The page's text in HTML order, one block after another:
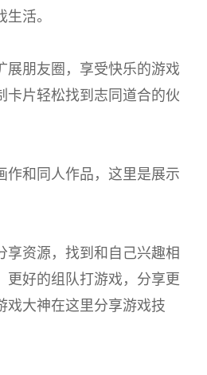
活。
展朋友圈，享受快乐的游戏
卡片轻松找到志同道合的伙
作和同人作品，这里是展示
享资源，找到和自己兴趣相
更好的组队打游戏，分享更
戏大神在这里分享游戏技